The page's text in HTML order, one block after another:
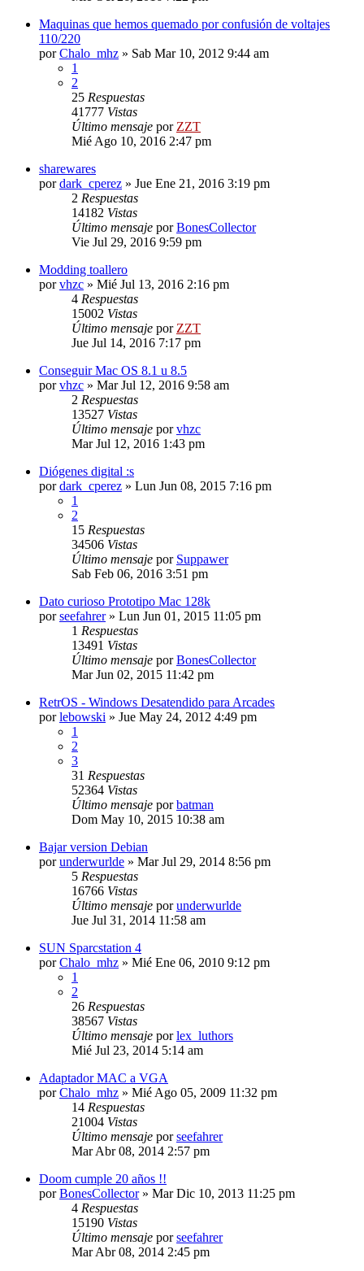
Maquinas que hemos quemado por confusión de voltajes
110/220
porChalo_mhz » Sab Mar 10, 2012 9:44 am
1
2
25 Respuestas
41777 Vistas
Último mensaje por ZZT
Mié Ago 10, 2016 2:47 pm
sharewares
pordark_cperez » Jue Ene 21, 2016 3:19 pm
2 Respuestas
14182 Vistas
Último mensaje porBonesCollector
Vie Jul 29, 2016 9:59 pm
Modding toallero
porvhzc » Mié Jul 13, 2016 2:16 pm
4 Respuestas
15002 Vistas
Último mensaje por ZZT
Jue Jul 14, 2016 7:17 pm
Conseguir Mac OS 8.1 u 8.5
porvhzc » Mar Jul 12, 2016 9:58 am
2 Respuestas
13527 Vistas
Último mensaje porvhzc
Mar Jul 12, 2016 1:43 pm
Diógenes digital :s
pordark_cperez » Lun Jun 08, 2015 7:16 pm
1
2
15 Respuestas
34506 Vistas
Último mensaje por Suppawer
Sab Feb 06, 2016 3:51 pm
Dato curioso Prototipo Mac 128k
porseefahrer» Lun Jun 01, 2015 11:05 pm
1 Respuestas
13491 Vistas
Último mensaje porBonesCollector
Mar Jun 02, 2015 11:42 pm
RetrOS - Windows Desatendido para Arcades
porlebowski » Jue May 24, 2012 4:49 pm
1
2
3
31 Respuestas
52364 Vistas
Último mensaje porbatman
Dom May 10, 2015 10:38 am
Bajar version Debian
porunderwurlde » Mar Jul 29, 2014 8:56 pm
5 Respuestas
16766 Vistas
Último mensaje porunderwurlde
Jue Jul 31, 2014 11:58 am
SUN Sparcstation 4
porChalo_mhz » Mié Ene 06, 2010 9:12 pm
1
2
26 Respuestas
38567 Vistas
Último mensaje porlex_luthors
Mié Jul 23, 2014 5:14 am
Adaptador MAC a VGA
porChalo_mhz » Mié Ago 05, 2009 11:32 pm
14 Respuestas
21004 Vistas
Último mensaje porseefahrer
Mar Abr 08, 2014 2:57 pm
Doom cumple 20 años !!
porBonesCollector» Mar Dic 10, 2013 11:25 pm
4 Respuestas
15190 Vistas
Último mensaje porseefahrer
Mar Abr 08, 2014 2:45 pm